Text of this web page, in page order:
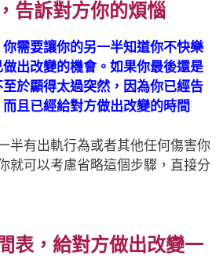
告訴對方你的煩惱
需要讓你的另一半知道你不快樂
出改變的機會。如果你最後還是
於顯得太過突然，因為你已經告
且已經給對方做出改變的時間
半有出軌行為或者其他任何傷害你
就可以考慮省略這個步驟，直接分
表，給對方做出改變一